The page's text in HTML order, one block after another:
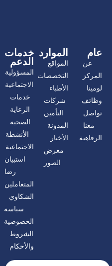
عام
عن
المركز
لومينا
وظائف
تواصل
معنا
الرفاهية
الموارد
المواقع
التخصصات
الأطباء
شركات
التأمين
المدونة
الأخبار
معرض
الصور
خدمات
الدعم
المسؤولية
الاجتماعية
خدمات
الرعاية
الصحية
الأنشطة
الاجتماعية
استبيان
رضا
المتعاملين
الشكاوي
سياسة
الخصوصية
الشروط
والأحكام